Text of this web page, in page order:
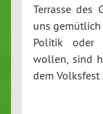
Terrasse des
uns
Politik oder
wollen, sind
dem Volksfest